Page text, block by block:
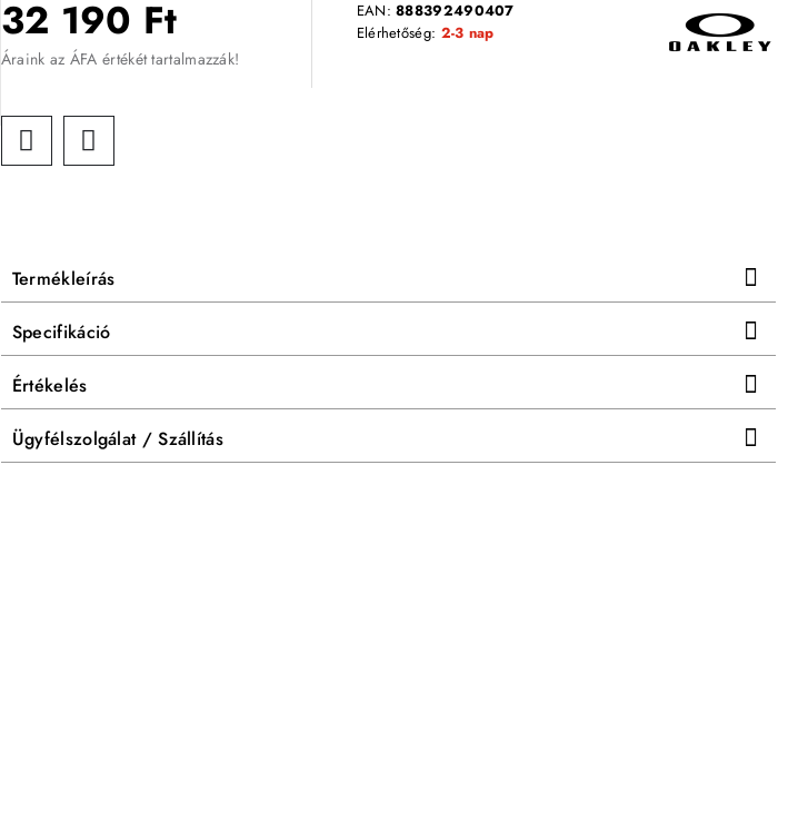
32 190 Ft
Áraink az ÁFA értékét tartalmazzák!
EAN:888392490407
Elérhetőség: 2-3 nap
Termékleírás
Specifikáció
Értékelés
Ügyfélszolgálat / Szállítás